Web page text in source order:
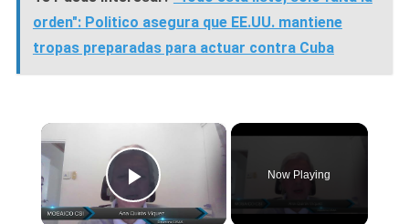
orden": Politico asegura que EE.UU. mantiene
tropas preparadas para actuar contra Cuba
×
Play Video
Now Playing